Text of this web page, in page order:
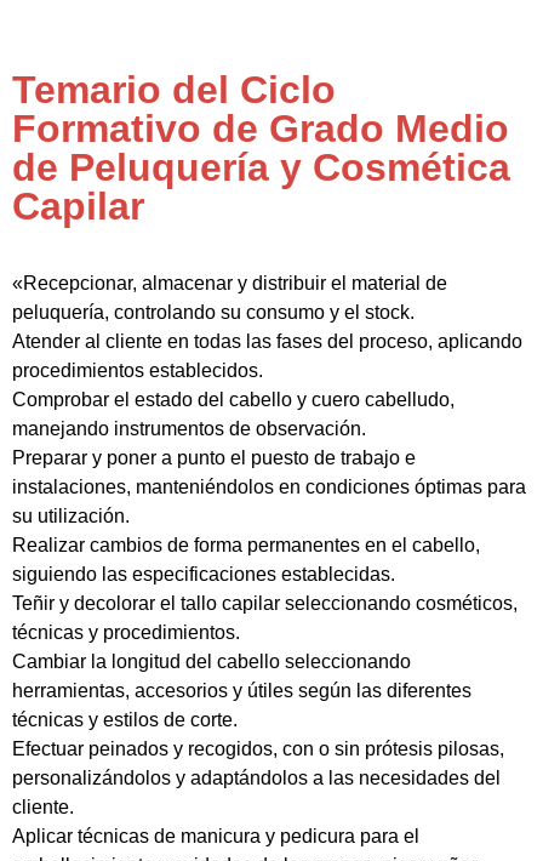
Temario del Ciclo
Formativo de Grado Medio
de Peluquería y Cosmética
Capilar
«Recepcionar, almacenar y distribuir el material de
peluquería, controlando su consumo y el stock.
Atender al cliente en todas las fases del proceso, aplicando
procedimientos establecidos.
Comprobar el estado del cabello y cuero cabelludo,
manejando instrumentos de observación.
Preparar y poner a punto el puesto de trabajo e
instalaciones, manteniéndolos en condiciones óptimas para
su utilización.
Realizar cambios de forma permanentes en el cabello,
siguiendo las especificaciones establecidas.
Teñir y decolorar el tallo capilar seleccionando cosméticos,
técnicas y procedimientos.
Cambiar la longitud del cabello seleccionando
herramientas, accesorios y útiles según las diferentes
técnicas y estilos de corte.
Efectuar peinados y recogidos, con o sin prótesis pilosas,
personalizándolos y adaptándolos a las necesidades del
cliente.
Aplicar técnicas de manicura y pedicura para el